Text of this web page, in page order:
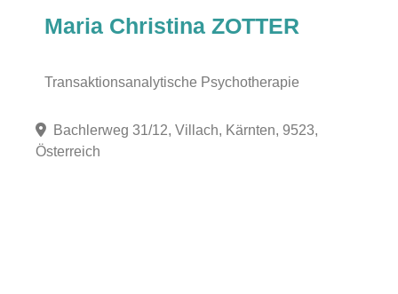
Maria Christina ZOTTER
Transaktionsanalytische Psychotherapie
Bachlerweg 31/12, Villach, Kärnten, 9523,
Österreich